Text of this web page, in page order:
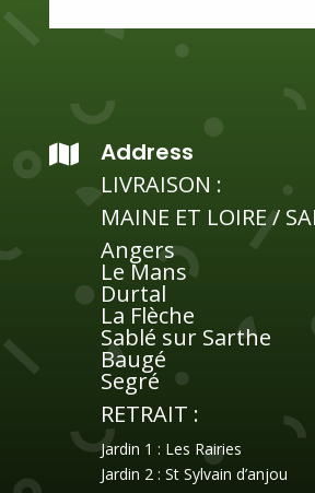
 Address
LIVRAISON :
MAINE ET LOIRE /
Angers
Le Mans
Durtal
La Flèche
Sablé sur Sarthe
Baugé
Segré
RETRAIT :
Jardin 1 : Les Rairies
Jardin 2 : St Sylvain d’anjou